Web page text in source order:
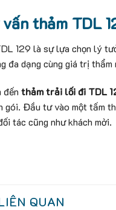
thảm TDL
129 là sự lựa chọn lý
đa dạng cùng giá trị
đến thảm trải lối đi TDL
gói. Đầu tư vào một tấm
tác cũng như khách mời.
QUAN